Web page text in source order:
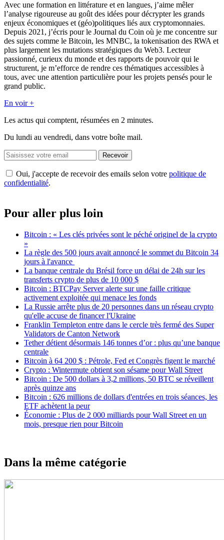
Avec une formation en littérature et en langues, j’aime mêler
l’analyse rigoureuse au goût des idées pour décrypter les grands
enjeux économiques et (géo)politiques liés aux cryptomonnaies.
Depuis 2021, j’écris pour le Journal du Coin où je me concentre sur
des sujets comme le Bitcoin, les MNBC, la tokenisation des RWA et
plus largement les mutations stratégiques du Web3. Lecteur
passionné, curieux du monde et des rapports de pouvoir qui le
structurent, je m’efforce de rendre ces thématiques accessibles à
tous, avec une attention particulière pour les projets pensés pour le
grand public.
En voir +
Les actus qui comptent, résumées en 2 minutes.
Du lundi au vendredi, dans votre boîte mail.
Recevoir
Oui, j'accepte de recevoir des emails selon votre politique de
confidentialité.
Pour aller plus loin
Bitcoin : « Les clés privées sont le péché originel de la crypto
»
La règle des 500 jours avait annoncé le sommet du Bitcoin 34
jours à l'avance
La banque centrale du Brésil force un délai de 24h sur les
transferts crypto de plus de 10 000 $
Bitcoin : BTCPay Server alerte sur une faille critique
activement exploitée qui menace les fonds
La Russie arrête plus de 20 personnes dans un réseau crypto
qu'elle accuse de financer l'Ukraine
Franklin Templeton entre dans le cercle très fermé des Super
Validators de Canton Network
Tether détient désormais 146 tonnes d’or : plus qu’une banque
centrale
Bitcoin à 64 200 $ : Pétrole, Fed et Congrès figent le marché
Crypto : Wintermute obtient son sésame pour Wall Street
Bitcoin : De 500 dollars à 3,2 millions, 50 BTC se réveillent
après quinze ans
Bitcoin : 626 millions de dollars d'entrées en trois séances, les
ETF achètent la peur
Économie : Plus de 2 000 milliards pour Wall Street en un
mois, presque rien pour Bitcoin
Dans la même catégorie